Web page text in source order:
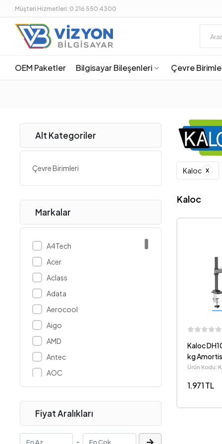
Müşteri Hizmetleri: 0 216 550 4300
OEM Paketler Bilgisayar Bileşenleri Çevre
Alt Kategoriler
Çevre Birimleri
Markalar
A4Tech
Acer
Aclass
Adata
Aerocool
Aigo
AMD
Antec
AOC
Apacer
Apple
ASUS
Fiyat Aralıkları
-
Kaloc x
Kaloc
Kaloc
kg
Monitör
Ürün Kodu:
1.971 TL